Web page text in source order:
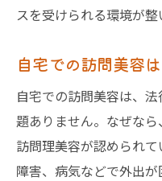
スを受けられる環境が整
自宅での訪問美容
自宅での訪問美容は、
題ありません。なぜな
訪問理美容が認められ
障害、病気などで外出